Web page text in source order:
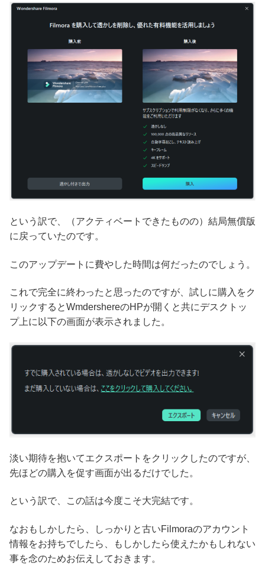
という訳で、（アクティベートできたものの）結局無償版
に戻っていたのです。
このアップデートに費やした時間は何だったのでしょう。
これで完全に終わったと思ったのですが、試しに購入をク
リックするとWmdershereのHPが開くと共にデスクトッ
プ上に以下の画面が表示されました。
淡い期待を抱いてエクスポートをクリックしたのですが、
先ほどの購入を促す画面が出るだけでした。
という訳で、この話は今度こそ大完結です。
なおもしかしたら、しっかりと古いFilmoraのアカウント
情報をお持ちでしたら、もしかしたら使えたかもしれない
事を念のためお伝えしておきます。